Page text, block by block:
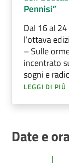
Pennisi”
Dal 16 al
l’ottava
– Sulle
incentrato
sogni e
LEGGI DI PIÙ
Date e